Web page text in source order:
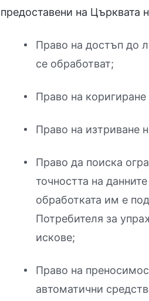
предоставени на Църквата
Право на достъп до
се обработват;
Право на
Право на изтриване
Право да поиска
точността на
обработката им е
Потребителя за
искове;
Право на
автоматични